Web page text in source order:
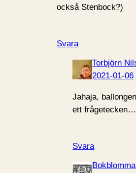
också Stenbock?)
Svara
Torbjörn
2021-01-06
Jahaja,
ett frågetecken…
Svara
Bokblomma